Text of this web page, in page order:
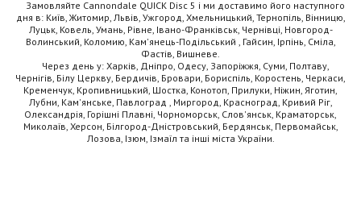
Замовляйте Cannondale QUICK Disc 5 і ми доставимо його наступного
дня в: Київ, Житомир, Львів, Ужгород, Хмельницький, Тернопіль, Вінницю,
Луцьк, Ковель, Умань, Рівне, Івано-Франківськ, Чернівці, Новгород-
Волинський, Коломию, Кам'янець-Подільський , Гайсин, Ірпінь, Сміла,
Фастів, Вишневе.
Через день у: Харків, Дніпро, Одесу, Запоріжжя, Суми, Полтаву,
Чернігів, Білу Церкву, Бердичів, Бровари, Бориспіль, Коростень, Черкаси,
Кременчук, Кропивницький, Шостка, Конотоп, Прилуки, Ніжин, Яготин,
Лубни, Кам'янське, Павлоград , Миргород, Красноград, Кривий Ріг,
Олександрія, Горішні Плавні, Чорноморськ, Слов'янськ, Краматорськ,
Миколаїв, Херсон, Білгород-Дністровський, Бердянськ, Первомайськ,
Лозова, Ізюм, Ізмаїл та інші міста України.